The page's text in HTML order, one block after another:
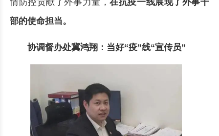
情防控贡献了外事力量，在抗疫一线展现了外事干
部的使命担当。
协调督办处冀鸿翔：当好“疫”线“宣传员”